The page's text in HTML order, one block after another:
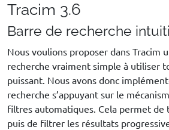
Tracim 3.6
Barre de recherche
Nous voulions proposer dans Tracim
recherche vraiment simple à utiliser
puissant. Nous avons donc
recherche s’appuyant sur le
filtres automatiques. Cela permet de
puis de filtrer les résultats